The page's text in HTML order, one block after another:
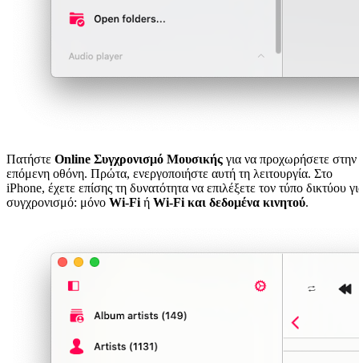
Πατήστε Online Συγχρονισμό Μουσικής για να προχωρήσετε στην
επόμενη οθόνη. Πρώτα, ενεργοποιήστε αυτή τη λειτουργία. Στο
iPhone, έχετε επίσης τη δυνατότητα να επιλέξετε τον τύπο δικτύου
συγχρονισμό: μόνο Wi-Fi ή Wi-Fi και δεδομένα κινητού.